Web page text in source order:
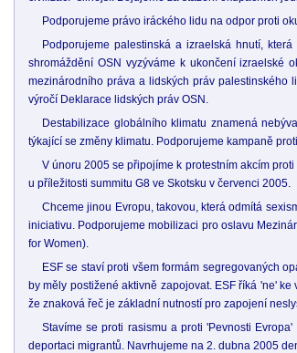
Podporujeme právo iráckého lidu na odpor proti
Podporujeme palestinská a izraelská hnutí,
shromáždění OSN vyzýváme k ukončení izraelské
mezinárodního práva a lidských práv palestinského
výročí Deklarace lidských práv OSN.
Destabilizace globálního klimatu znamená
týkající se změny klimatu. Podporujeme kampaně
V únoru 2005 se připojíme k protestním akcím
u příležitosti summitu G8 ve Skotsku v červenci 2005.
Chceme jinou Evropu, takovou, která odmítá
iniciativu. Podporujeme mobilizaci pro oslavu
for Women).
ESF se staví proti všem formám segregovaných
by měly postižené aktivně zapojovat. ESF říká 'ne'
že znaková řeč je základní nutností pro zapojení
Stavíme se proti rasismu a proti 'Pevnosti
deportaci migrantů. Navrhujeme na 2. dubna 2005